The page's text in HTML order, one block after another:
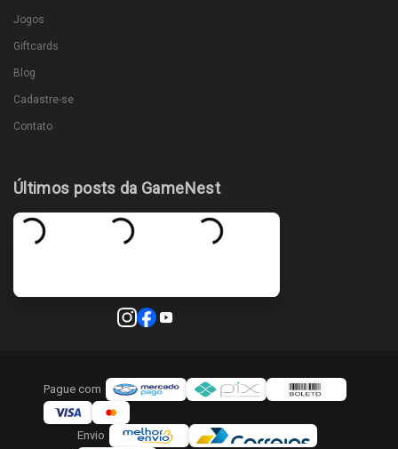
Jogos
Giftcards
Blog
Cadastre-se
Contato
Últimos posts da GameNest
Pague com
Envio